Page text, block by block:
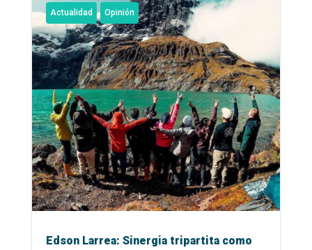
Actualidad Opinión
Edson Larrea: Sinergia tripartita como